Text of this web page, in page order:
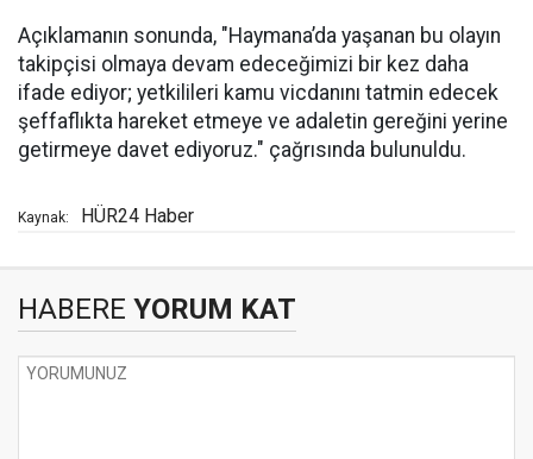
Açıklamanın sonunda, "Haymana’da yaşanan bu olayın
takipçisi olmaya devam edeceğimizi bir kez daha
ifade ediyor; yetkilileri kamu vicdanını tatmin edecek
şeffaflıkta hareket etmeye ve adaletin gereğini yerine
getirmeye davet ediyoruz." çağrısında bulunuldu.
Kaynak: HÜR24 Haber
HABERE YORUM KAT